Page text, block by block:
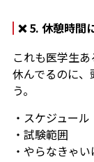
❌ 5. 休憩時間
これも医学生あ
休んでるのに、
う。
・スケジュール
・試験範囲
・やらなきゃ